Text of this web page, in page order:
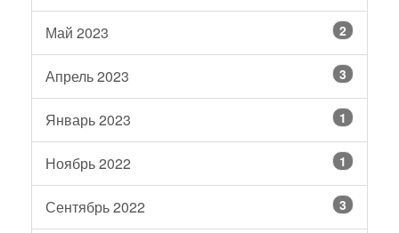
Май 2023 2
Апрель 2023 3
Январь 2023 1
Ноябрь 2022 1
Сентябрь 2022 3